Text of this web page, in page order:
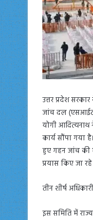
उत्तर प्रदेश
जांच दल
योगी आदित्यनाथ
कार्य सौंपा
हुए गहन जांच की
प्रयास किए जा
तीन शीर्ष
इस समिति में